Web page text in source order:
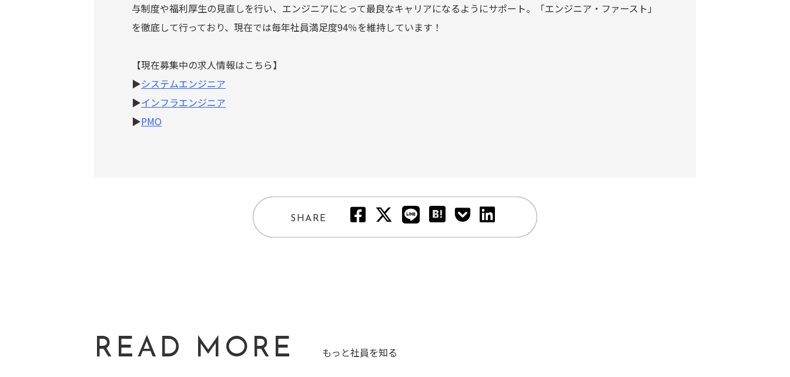
与制度や福利厚生の見直しを行い、エンジニアにとって最良なキャリアになるようにサポート。「エンジニア・ファースト」
を徹底して行っており、現在では毎年社員満足度94％を維持しています！
【現在募集中の求人情報はこちら】
▶システムエンジニア
▶インフラエンジニア
▶PMO
SHARE
READ MORE もっと社員を知る